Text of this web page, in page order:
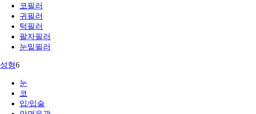
코필러
귀필러
턱필러
팔자필러
눈밑필러
성형6
눈
코
입/입술